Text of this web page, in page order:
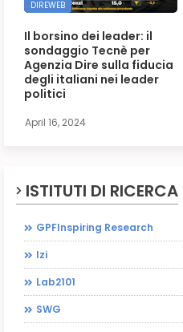
DIREWEB
Il borsino dei leader: il
sondaggio Tecnè per
Agenzia Dire sulla fiducia
degli italiani nei leader
politici
April 16, 2024
ISTITUTI DI RICERCA
GPFInspiring Research
Izi
Lab2101
SWG